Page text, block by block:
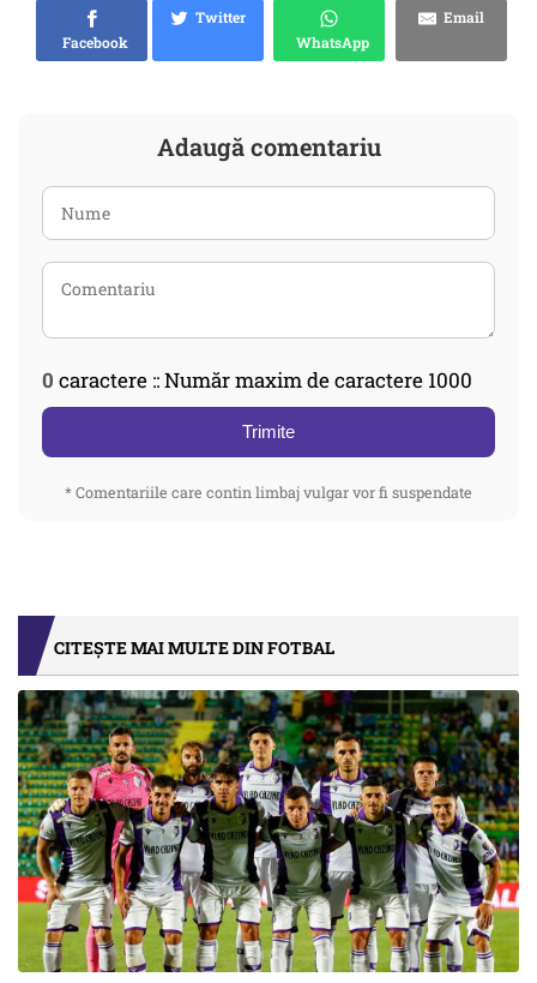
Facebook
Twitter
WhatsApp
Email
Adaugă comentariu
0 caractere :: Număr maxim de caractere 1000
Trimite
* Comentariile care contin limbaj vulgar vor fi suspendate
CITEȘTE MAI MULTE DIN FOTBAL